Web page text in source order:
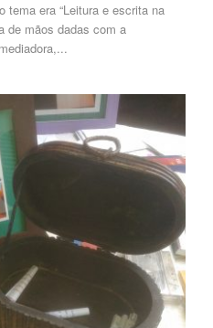
tema era “Leitura e escrita na
de mãos dadas com a